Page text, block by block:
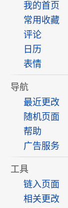
我的首页
常用收藏
评论
日历
表情
导航
最近更改
随机页面
帮助
广告服务
工具
链入页面
相关更改